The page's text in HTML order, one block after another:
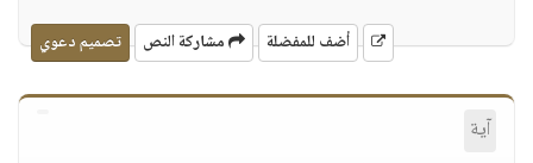
أضف للمفضلة مشاركة النص تصميم دعوي
آية